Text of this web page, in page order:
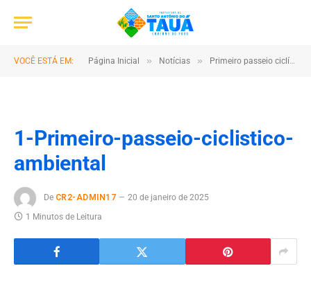
VOCÊ ESTÁ EM: Página Inicial » Notícias » Primeiro passeio ciclístico ambiental
1-Primeiro-passeio-ciclistico-
ambiental
De CR2-ADMIN17
20 de janeiro de 2025
1 Minutos de Leitura